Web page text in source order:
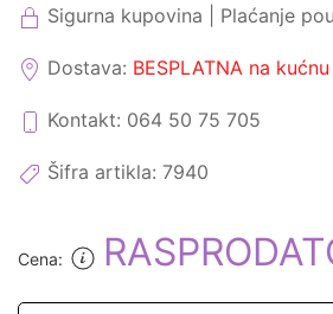
Sigurna kupovina | Plaćanje
Dostava: BESPLATNA na
Kontakt: 064 50 75 705
Šifra artikla: 7940
Cena: